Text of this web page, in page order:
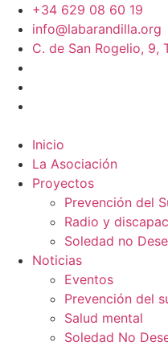
+34 629 08 60 19
info@labarandilla.org
C. de San Rogelio, 9,
Inicio
La Asociación
Proyectos
Prevención del
Radio y
Soledad no
Noticias
Eventos
Prevención del
Salud mental
Soledad No